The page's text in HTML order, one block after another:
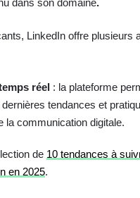
LinkedIn offre plusieurs
réel : la plateforme
tendances et
la communication digitale.
de 10 tendances à
en 2025.